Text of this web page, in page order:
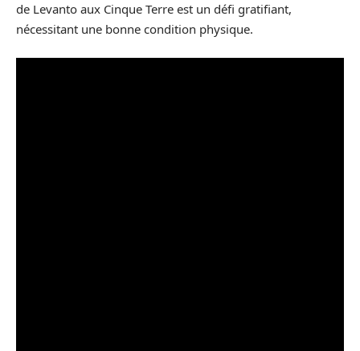
de Levanto aux Cinque Terre est un défi gratifiant,
nécessitant une bonne condition physique.